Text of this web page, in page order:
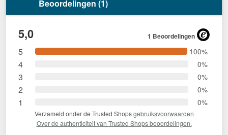
Beoordelingen (1)
5,0 1 Beoordelingen
5 100%
4 0%
3 0%
2 0%
1 0%
Verzameld onder de Trusted Shopsgebruiksvoorwaarden
Over de authenticiteit van Trusted Shops beoordelingen.